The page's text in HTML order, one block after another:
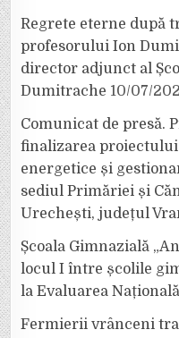
Regrete eterne după
profesorului Ion
director adjunct al
Dumitrache 10/07/
Comunicat de presă.
finalizarea
energetice și
sediul Primăriei și
Urechești, județul
Școala Gimnazială
locul I între școlile
la Evaluarea Națională
Fermierii vrânceni